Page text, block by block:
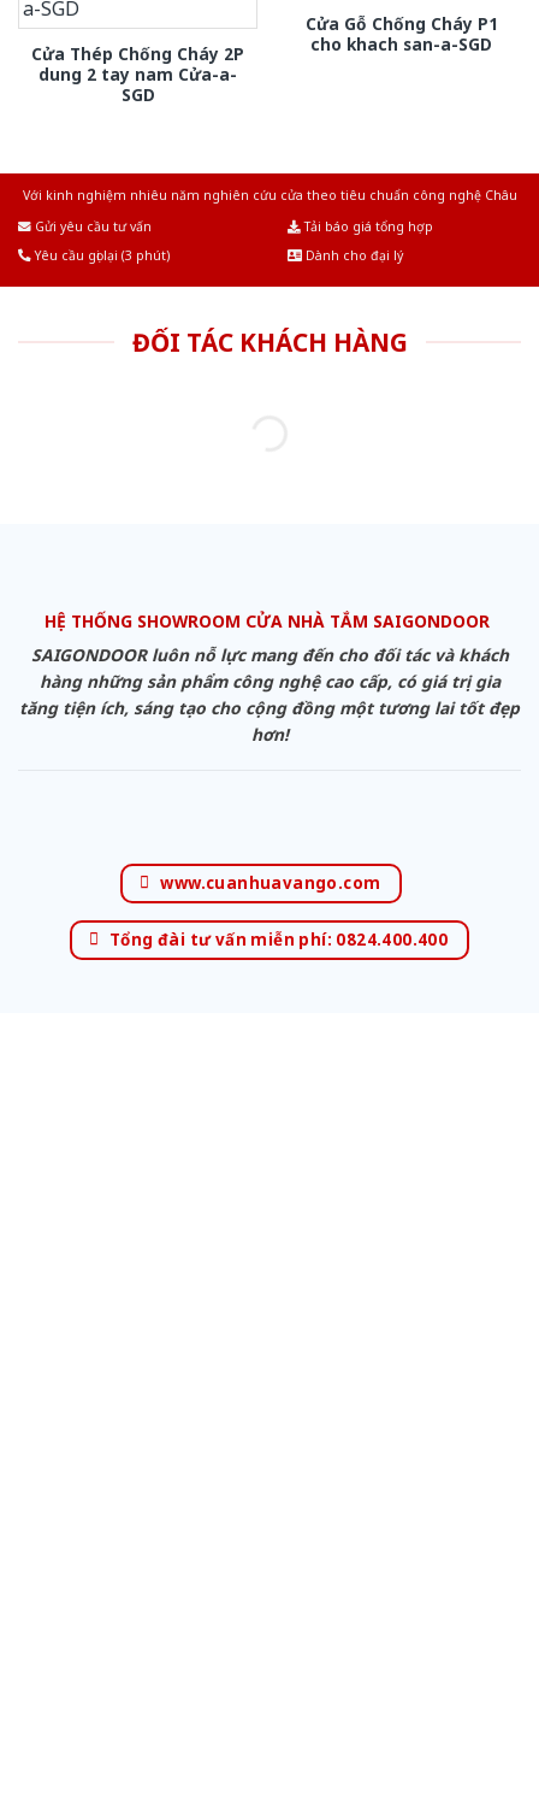
Cửa Thép Chống Cháy 2P
dung 2 tay nam Cửa-a-
SGD
Cửa Gỗ Chống Cháy P1
cho khach san-a-SGD
Với kinh nghiệm nhiêu năm nghiên cứu cửa theo tiêu chuẩn công nghệ Châu
Gửi yêu cầu tư vấn
Tải báo giá tổng hợp
Yêu cầu gọi lại (3 phút)
Dành cho đại lý
ĐỐI TÁC KHÁCH HÀNG
HỆ THỐNG SHOWROOM CỬA NHÀ TẮM SAIGONDOOR
SAIGONDOOR luôn nỗ lực mang đến cho đối tác và khách
hàng những sản phẩm công nghệ cao cấp, có giá trị gia
tăng tiện ích, sáng tạo cho cộng đồng một tương lai tốt đẹp
hơn!
www.cuanhuavango.com
Tổng đài tư vấn miễn phí: 0824.400.400